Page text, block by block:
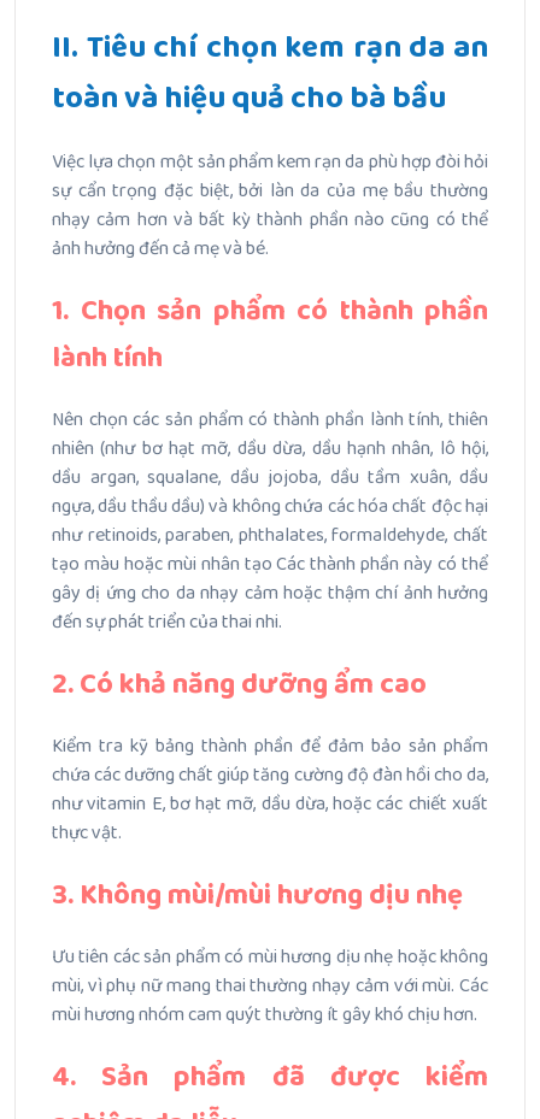
II. Tiêu chí chọn kem rạn da an
toàn và hiệu quả cho bà bầu
Việc lựa chọn một sản phẩm kem rạn da phù hợp đòi hỏi
sự cẩn trọng đặc biệt, bởi làn da của mẹ bầu thường
nhạy cảm hơn và bất kỳ thành phần nào cũng có thể
ảnh hưởng đến cả mẹ và bé.
1. Chọn sản phẩm có thành phần
lành tính
Nên chọn các sản phẩm có thành phần lành tính, thiên
nhiên (như bơ hạt mỡ, dầu dừa, dầu hạnh nhân, lô hội,
dầu argan, squalane, dầu jojoba, dầu tầm xuân, dầu
ngựa, dầu thầu dầu) và không chứa các hóa chất độc hại
như retinoids, paraben, phthalates, formaldehyde, chất
tạo màu hoặc mùi nhân tạo Các thành phần này có thể
gây dị ứng cho da nhạy cảm hoặc thậm chí ảnh hưởng
đến sự phát triển của thai nhi.
2. Có khả năng dưỡng ẩm cao
Kiểm tra kỹ bảng thành phần để đảm bảo sản phẩm
chứa các dưỡng chất giúp tăng cường độ đàn hồi cho da,
như vitamin E, bơ hạt mỡ, dầu dừa, hoặc các chiết xuất
thực vật.
3. Không mùi/mùi hương dịu nhẹ
Ưu tiên các sản phẩm có mùi hương dịu nhẹ hoặc không
mùi, vì phụ nữ mang thai thường nhạy cảm với mùi. Các
mùi hương nhóm cam quýt thường ít gây khó chịu hơn.
4. Sản phẩm đã được kiểm